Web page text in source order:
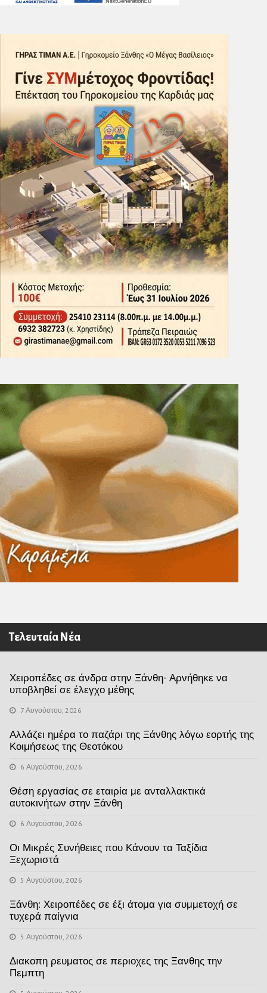
Τελευταία Νέα
Χειροπέδες σε άνδρα στην Ξάνθη- Αρνήθηκε να
υποβληθεί σε έλεγχο μέθης
7 Αυγούστου, 2026
Αλλάζει ημέρα το παζάρι της Ξάνθης λόγω εορτής της
Κοιμήσεως της Θεοτόκου
6 Αυγούστου, 2026
Θέση εργασίας σε εταιρία με ανταλλακτικά
αυτοκινήτων στην Ξάνθη
6 Αυγούστου, 2026
Οι Μικρές Συνήθειες που Κάνουν τα Ταξίδια
Ξεχωριστά
5 Αυγούστου, 2026
Ξάνθη: Χειροπέδες σε έξι άτομα για συμμετοχή σε
τυχερά παίγνια
5 Αυγούστου, 2026
Διακοπη ρευματος σε περιοχες της Ξανθης την
Πεμπτη